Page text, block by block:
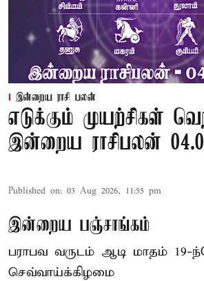
இன்றைய ராசி பலன்
எடுக்கும் முயற்சிகள்
இன்றைய ராசிபலன்
Published on: 03 Aug 2026, 11:55 pm
இன்றைய பஞ்சாங்கம்
பராபவ வருடம் ஆடி மாதம் 19-
செவ்வாய்க்கிழமை